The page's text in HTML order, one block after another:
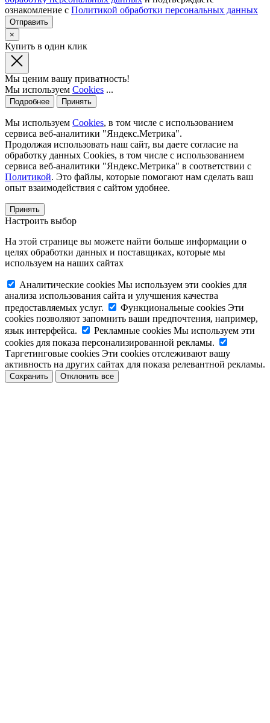
ознакомление с Политикой обработки персональных данных
×
Купить в один клик
Мы ценим вашу приватность!
Мы используем Cookies ...
Подробнее Принять
Мы используем Cookies, в том числе с использованием
сервиса веб-аналитики "Яндекс.Метрика".
Продолжая использовать наш сайт, вы даете согласие на
обработку данных Cookies, в том числе с использованием
сервиса веб-аналитики "Яндекс.Метрика" в соответствии с
Политикой. Это файлы, которые помогают нам сделать ваш
опыт взаимодействия с сайтом удобнее.
Принять
Настроить выбор
На этой странице вы можете найти больше информации о
целях обработки данных и поставщиках, которые мы
используем на наших сайтах
Аналитические cookies Мы используем эти cookies для
анализа использования сайта и улучшения качества
предоставляемых услуг.
Функциональные cookies Эти
cookies позволяют запомнить ваши предпочтения, например,
язык интерфейса.
Рекламные cookies Мы используем эти
cookies для показа персонализированной рекламы.
Таргетинговые cookies Эти cookies отслеживают вашу
активность на других сайтах для показа релевантной рекламы.
Сохранить Отклонить все